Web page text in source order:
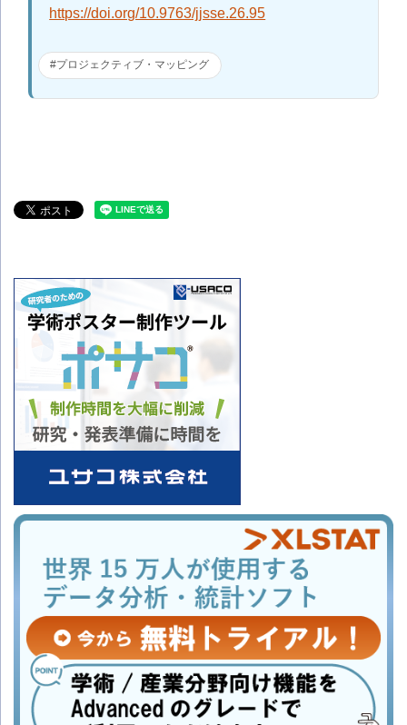
https://doi.org/10.9763/jjsse.26.95
#プロジェクティブ・マッピング